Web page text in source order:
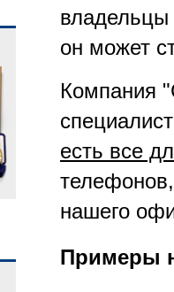
он может
Компания
есть все
нашего
Примеры